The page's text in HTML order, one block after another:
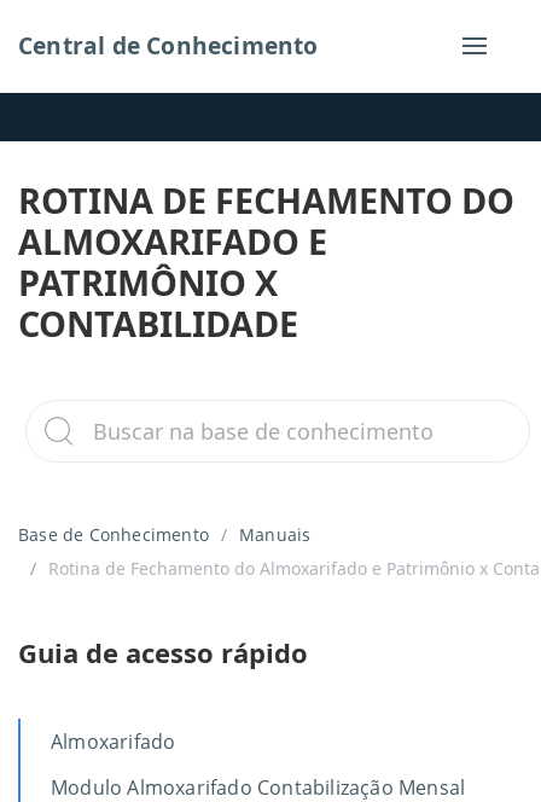
Central de Conhecimento
ROTINA DE FECHAMENTO DO
ALMOXARIFADO E
PATRIMÔNIO X
CONTABILIDADE
Base de Conhecimento
Manuais
Rotina de Fechamento do Almoxarifado e Patrimônio x
Guia de acesso rápido
Almoxarifado
Modulo Almoxarifado Contabilização Mensal